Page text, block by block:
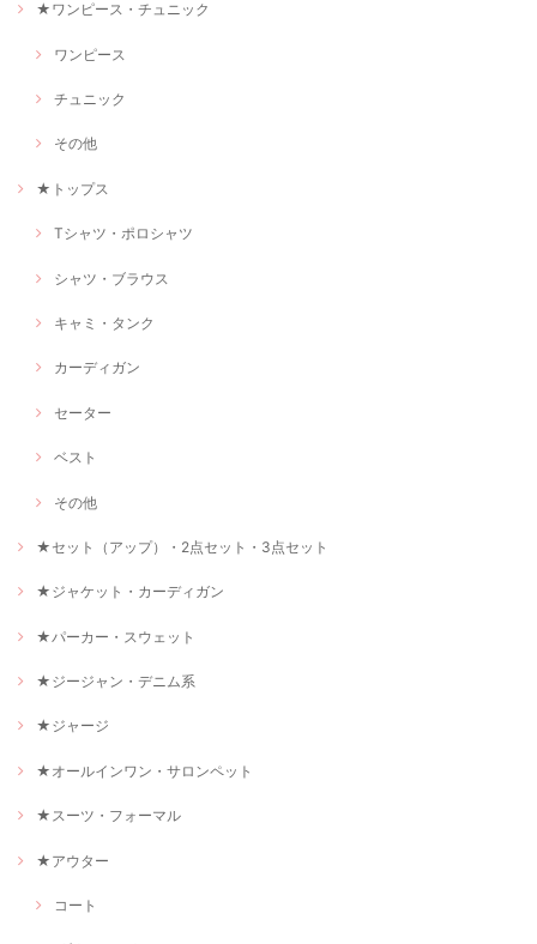
★ワンピース・チュニック
ワンピース
チュニック
その他
★トップス
Tシャツ・ポロシャツ
シャツ・ブラウス
キャミ・タンク
カーディガン
セーター
ベスト
その他
★セット（アップ）・2点セット・3点セット
★ジャケット・カーディガン
★パーカー・スウェット
★ジージャン・デニム系
★ジャージ
★オールインワン・サロンペット
★スーツ・フォーマル
★アウター
コート